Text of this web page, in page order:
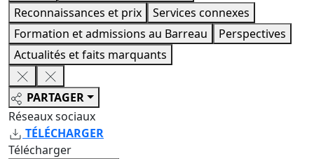
Reconnaissances et prix
Services connexes
Formation et admissions au Barreau
Perspectives
Actualités et faits marquants
PARTAGER
Réseaux sociaux
TÉLÉCHARGER
Télécharger